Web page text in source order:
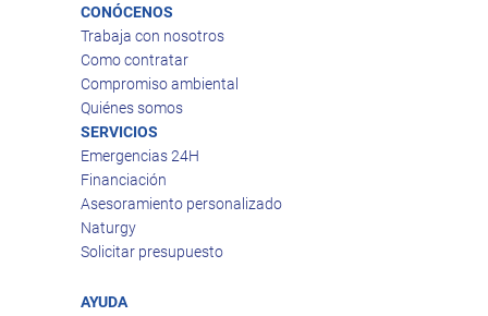
CONÓCENOS
Trabaja con nosotros
Como contratar
Compromiso ambiental
Quiénes somos
SERVICIOS
Emergencias 24H
Financiación
Asesoramiento personalizado
Naturgy
Solicitar presupuesto
AYUDA